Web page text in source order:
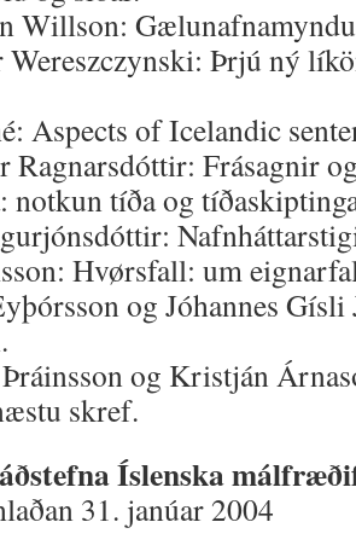
Willson:
Wereszczynski: Þrjú ný
Aspects of Icelandic
Ragnarsdóttir: Frásagnir
notkun tíða og
Hvørsfall: um
og Jóhannes
og Kristján
skref.
Íslenska
31. janúar 2004